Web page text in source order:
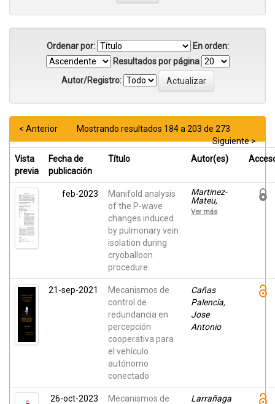
Ordenar por:
En orden:
Resultados por página
Autor/Registro:
Mostrando resultados 184 a 203 de 273
< Anterior
Siguiente >
Vista
previa
Fecha de
publicación
Título Autor(es)
feb-2023
Manifold analysis
of the P-wave
changes induced
by pulmonary vein
isolation during
cryoballoon
procedure
Martinez-
Mateu,
Laura;
Melgarejo
Gimeno
Blanes,
Francisco
Javier;
García-
Alberola,
Arcadi;
Ver más
21-sep-2021
Mecanismos de
control de
redundancia en
percepción
cooperativa para
el vehículo
autónomo
conectado
Cañas
Palencia,
Jose
Antonio
26-oct-2023
Mecanismos de
Larrañaga